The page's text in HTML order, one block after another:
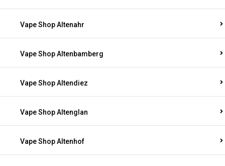
Vape Shop Altenahr
Vape Shop Altenbamberg
Vape Shop Altendiez
Vape Shop Altenglan
Vape Shop Altenhof